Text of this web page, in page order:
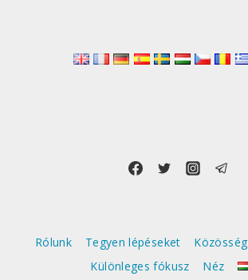
Rólunk Tegyen lépéseket Közösség
Különleges fókusz
Néz